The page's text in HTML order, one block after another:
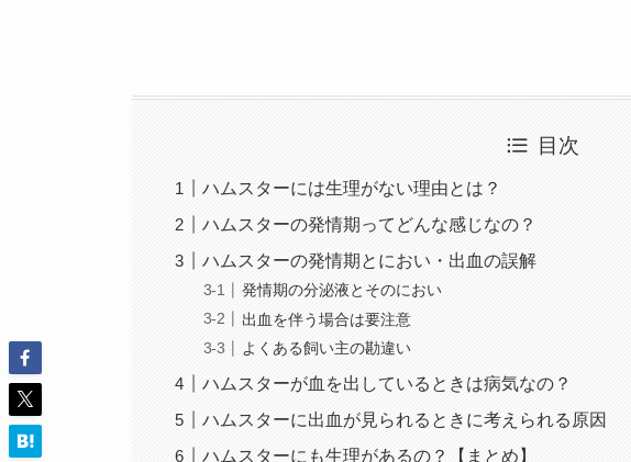
目次
ハムスターには生理がない理由とは？
ハムスターの発情期ってどんな感じなの？
ハムスターの発情期とにおい・出血の誤解
発情期の分泌液とそのにおい
出血を伴う場合は要注意
よくある飼い主の勘違い
ハムスターが血を出しているときは病気なの？
ハムスターに出血が見られるときに考えられる原因
ハムスターにも生理があるの？【まとめ】